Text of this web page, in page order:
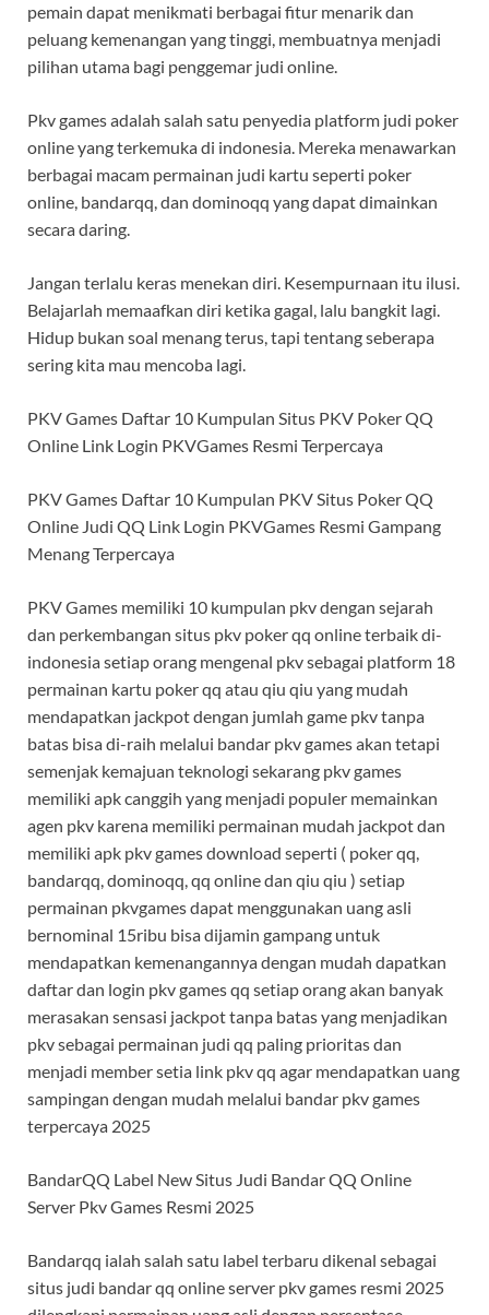
pemain dapat menikmati berbagai fitur menarik dan
peluang kemenangan yang tinggi, membuatnya menjadi
pilihan utama bagi penggemar judi online.
Pkv games adalah salah satu penyedia platform judi poker
online yang terkemuka di indonesia. Mereka menawarkan
berbagai macam permainan judi kartu seperti poker
online, bandarqq, dan dominoqq yang dapat dimainkan
secara daring.
Jangan terlalu keras menekan diri. Kesempurnaan itu ilusi.
Belajarlah memaafkan diri ketika gagal, lalu bangkit lagi.
Hidup bukan soal menang terus, tapi tentang seberapa
sering kita mau mencoba lagi.
PKV Games Daftar 10 Kumpulan Situs PKV Poker QQ
Online Link Login PKVGames Resmi Terpercaya
PKV Games Daftar 10 Kumpulan PKV Situs Poker QQ
Online Judi QQ Link Login PKVGames Resmi Gampang
Menang Terpercaya
PKV Games memiliki 10 kumpulan pkv dengan sejarah
dan perkembangan situs pkv poker qq online terbaik di-
indonesia setiap orang mengenal pkv sebagai platform 18
permainan kartu poker qq atau qiu qiu yang mudah
mendapatkan jackpot dengan jumlah game pkv tanpa
batas bisa di-raih melalui bandar pkv games akan tetapi
semenjak kemajuan teknologi sekarang pkv games
memiliki apk canggih yang menjadi populer memainkan
agen pkv karena memiliki permainan mudah jackpot dan
memiliki apk pkv games download seperti ( poker qq,
bandarqq, dominoqq, qq online dan qiu qiu ) setiap
permainan pkvgames dapat menggunakan uang asli
bernominal 15ribu bisa dijamin gampang untuk
mendapatkan kemenangannya dengan mudah dapatkan
daftar dan login pkv games qq setiap orang akan banyak
merasakan sensasi jackpot tanpa batas yang menjadikan
pkv sebagai permainan judi qq paling prioritas dan
menjadi member setia link pkv qq agar mendapatkan uang
sampingan dengan mudah melalui bandar pkv games
terpercaya 2025
BandarQQ Label New Situs Judi Bandar QQ Online
Server Pkv Games Resmi 2025
Bandarqq ialah salah satu label terbaru dikenal sebagai
situs judi bandar qq online server pkv games resmi 2025